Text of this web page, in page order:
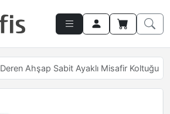
Deren Ahşap Sabit Ayaklı Misafir Koltuğu